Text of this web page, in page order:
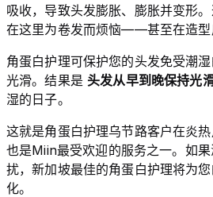
吸收，导致头发膨胀、膨胀并变形
在这里为卷发而烦恼——甚至在造型
角蛋白护理可保护您的头发免受潮
光滑。结果是 头发从早到晚保持光
湿的日子。
这就是角蛋白护理乌节路客户在炎热
也是Miin最受欢迎的服务之一。如
扰，新加坡最佳的角蛋白护理将为
化。